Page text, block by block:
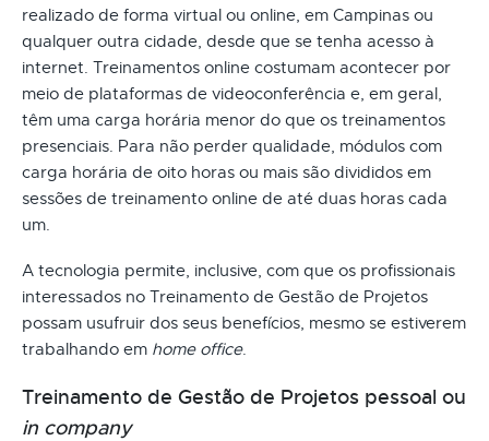
realizado de forma virtual ou online, em Campinas ou
qualquer outra cidade, desde que se tenha acesso à
internet. Treinamentos online costumam acontecer por
meio de plataformas de videoconferência e, em geral,
têm uma carga horária menor do que os treinamentos
presenciais. Para não perder qualidade, módulos com
carga horária de oito horas ou mais são divididos em
sessões de treinamento online de até duas horas cada
um.
A tecnologia permite, inclusive, com que os profissionais
interessados no Treinamento de Gestão de Projetos
possam usufruir dos seus benefícios, mesmo se estiverem
trabalhando em home office.
Treinamento de Gestão de Projetos pessoal ou
in company